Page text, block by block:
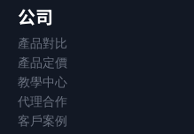
公司
產品對比
產品定價
教學中心
代理合作
客戶案例